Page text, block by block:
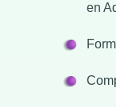
en